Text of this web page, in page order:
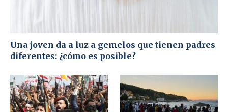
Una joven da a luz a gemelos que tienen padres
diferentes: ¿cómo es posible?